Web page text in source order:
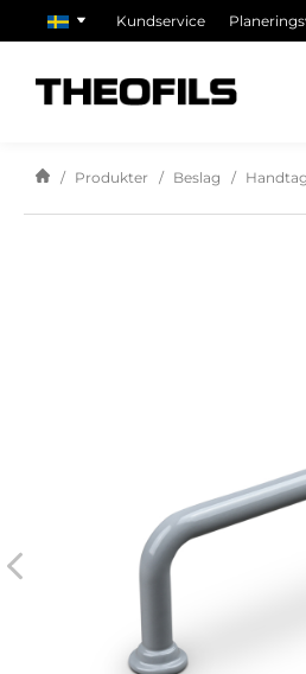
Kundservice
Produkter Beslag